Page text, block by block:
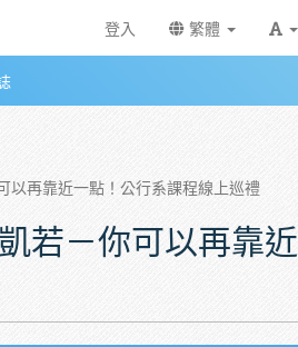
登入 繁體
以再靠近一點！公行系課程線上巡禮
若－你可以再靠近